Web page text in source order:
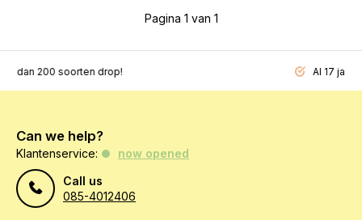
Pagina 1 van 1
soorten drop! Al 17 jaar een
Can we help?
Klantenservice:
now opened
Call us
085-4012406